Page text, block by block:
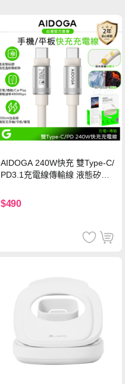
AIDOGA 240W快充 雙Type-C/
PD3.1充電線傳輸線 液態矽膠
機/平板/筆電
$490